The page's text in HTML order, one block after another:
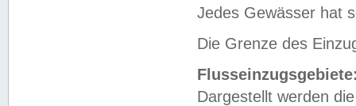
Jedes Gewässer hat
Die Grenze des
Dargestellt werden